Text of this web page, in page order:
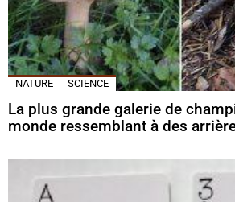
NATURE SCIENCE
La plus grande galerie de
monde ressemblant à des